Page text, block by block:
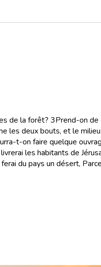
de la forêt? 3Prend-on de
les deux bouts, et le
t-on faire quelque
les habitants de
ferai du pays un désert,